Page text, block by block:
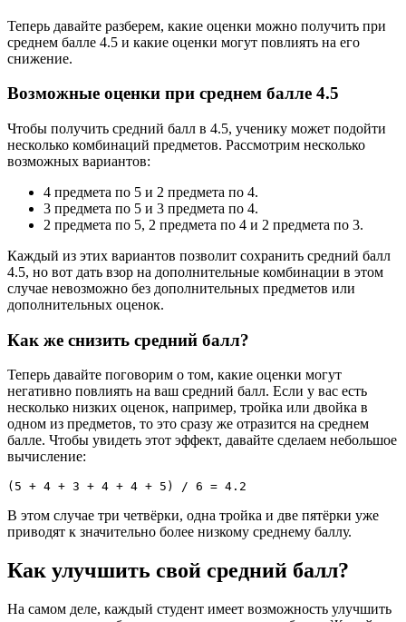
Теперь давайте разберем, какие оценки можно получить при
среднем балле 4.5 и какие оценки могут повлиять на его
снижение.
Возможные оценки при среднем балле 4.5
Чтобы получить средний балл в 4.5, ученику может подойти
несколько комбинаций предметов. Рассмотрим несколько
возможных вариантов:
4 предмета по 5 и 2 предмета по 4.
3 предмета по 5 и 3 предмета по 4.
2 предмета по 5, 2 предмета по 4 и 2 предмета по 3.
Каждый из этих вариантов позволит сохранить средний балл
4.5, но вот дать взор на дополнительные комбинации в этом
случае невозможно без дополнительных предметов или
дополнительных оценок.
Как же снизить средний балл?
Теперь давайте поговорим о том, какие оценки могут
негативно повлиять на ваш средний балл. Если у вас есть
несколько низких оценок, например, тройка или двойка в
одном из предметов, то это сразу же отразится на среднем
балле. Чтобы увидеть этот эффект, давайте сделаем небольшое
вычисление:
В этом случае три четвёрки, одна тройка и две пятёрки уже
приводят к значительно более низкому среднему баллу.
Как улучшить свой средний балл?
На самом деле, каждый студент имеет возможность улучшить